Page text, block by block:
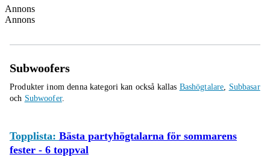
Annons
Annons
Subwoofers
Produkter inom denna kategori kan också kallas Bashögtalare, Subbasar
och Subwoofer.
Topplista: Bästa partyhögtalarna för sommarens
fester - 6 toppval